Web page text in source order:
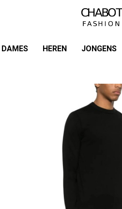
DAMES HEREN JONGENS